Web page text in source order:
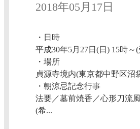
2018年05月17日
・日時
平成30年5月27日(日) 15時～
・場所
貞源寺境内(東京都中野区沼
・朝涼忌記念行事
法要／墓前焼香／心形刀流
(希...